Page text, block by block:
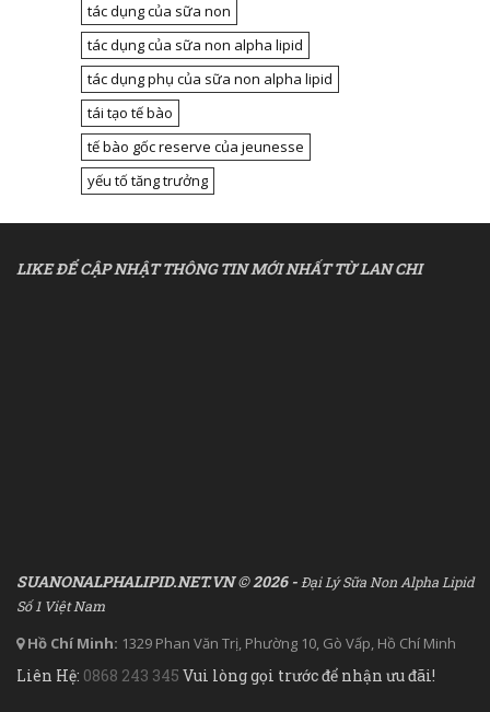
tác dụng của sữa non
tác dụng của sữa non alpha lipid
tác dụng phụ của sữa non alpha lipid
tái tạo tế bào
tế bào gốc reserve của jeunesse
yếu tố tăng trưởng
LIKE ĐỂ CẬP NHẬT THÔNG TIN MỚI NHẤT TỪ LAN CHI
SUANONALPHALIPID.NET.VN © 2026 -Đại Lý Sữa Non Alpha Lipid
Số 1 Việt Nam
Hồ Chí Minh: 1329 Phan Văn Trị, Phường 10, Gò Vấp, Hồ Chí Minh
Liên Hệ: 0868 243 345 Vui lòng gọi trước để nhận ưu đãi!